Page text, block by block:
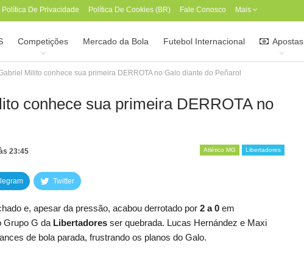
Política De Privacidade Política De Cookies (BR) Fale Conosco Mais
Competições Mercado da Bola Futebol Internacional Apostas
Milito conhece sua primeira DERROTA no Galo diante do Peñarol
conhece sua primeira DERROTA no
Atlético MG Libertadores
23:45
Twitter
e, apesar da pressão, acabou derrotado por 2 a 0 em
Grupo G da Libertadores ser quebrada. Lucas Hernández e Maxi
de bola parada, frustrando os planos do Galo.